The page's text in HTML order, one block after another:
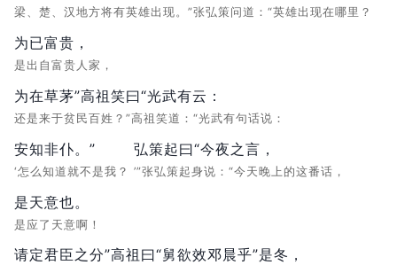
梁、楚、汉地方将有英雄出现。”张弘策问道：“英雄出现在哪里？
为已富贵，
是出自富贵人家，
为在草茅”高祖笑曰“光武有云：
还是来于贫民百姓？”高祖笑道：“光武有句话说：
安知非仆。”
‘怎么知道就不是我？
弘策起曰“今夜之言，
’”张弘策起身说：“今天晚上的这番话，
是天意也。
是应了天意啊！
请定君臣之分”高祖曰“舅欲效邓晨乎”是冬，